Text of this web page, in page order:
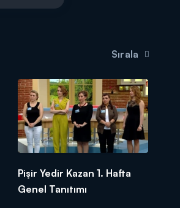
Sırala
Pişir Yedir Kazan 1. Hafta
Genel Tanıtımı